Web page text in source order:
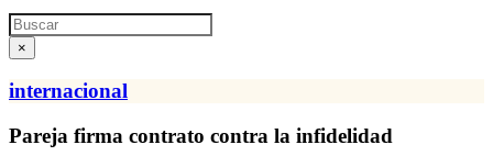
Search
×
internacional
Pareja firma contrato contra la infidelidad